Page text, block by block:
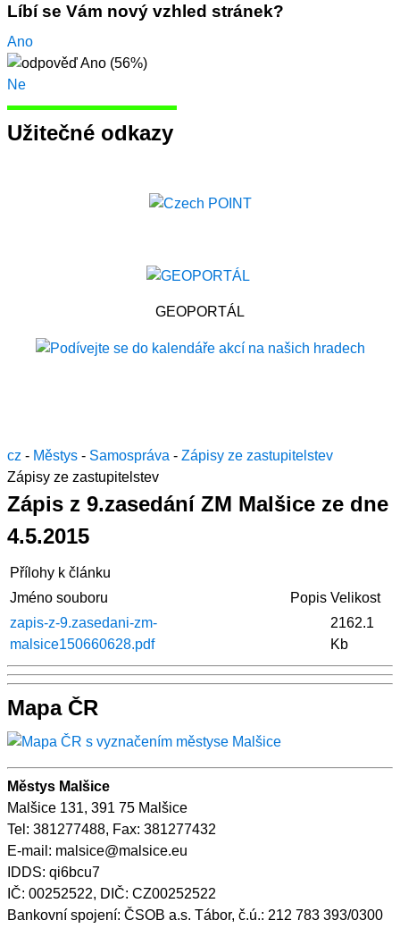
Líbí se Vám nový vzhled stránek?
Ano
Ne
Užitečné odkazy
GEOPORTÁL
cz - Městys - Samospráva - Zápisy ze zastupitelstev
Zápisy ze zastupitelstev
Zápis z 9.zasedání ZM Malšice ze dne
4.5.2015
Přílohy k článku
Jméno souboru
Popis Velikost
zapis-z-9.zasedani-zm-
malsice150660628.pdf
2162.1
Kb
Mapa ČR
Městys Malšice
Malšice 131, 391 75 Malšice
Tel: 381277488, Fax: 381277432
E-mail: malsice@malsice.eu
IDDS: qi6bcu7
IČ: 00252522, DIČ: CZ00252522
Bankovní spojení: ČSOB a.s. Tábor, č.ú.: 212 783 393/0300